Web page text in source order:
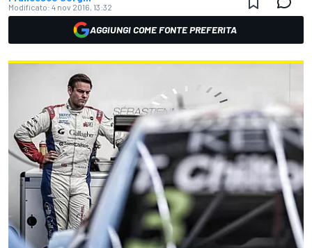
Modificato: 4 nov 2016, 13:32
AGGIUNGI COME FONTE PREFERITA